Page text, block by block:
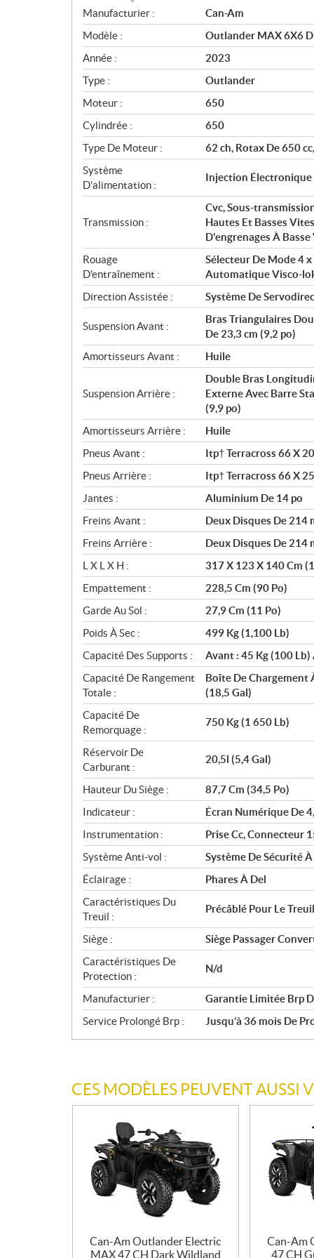
S
p
é
c
i
f
i
c
a
t
i
o
n
Manufacturier :
Can-Am
Modèle :
Outlander MAX 6X6
Année :
2023
Type :
Outlander
Moteur :
650
Cylindrée :
650
Type De Moteur :
62 ch, Rotax De 650
Système
D'alimentation :
Injection Électronique
Transmission :
Cvc, Sous-
Hautes Et Basses
D'engrenages À
Rouage
D'entraînement :
Sélecteur De Mode 4
Automatique Visco-
Direction Assistée :
Système De
Suspension Avant :
Bras Triangulaires
De 23,3 cm (9,2 po)
Amortisseurs Avant :
Huile
Suspension Arrière :
Double Bras
Externe Avec Barre
(9,9 po)
Amortisseurs Arrière :
Huile
Pneus Avant :
Itp† Terracross 66 X
Pneus Arrière :
Itp† Terracross 66 X
Jantes :
Aluminium De 14 po
Freins Avant :
Deux Disques De 214
Freins Arrière :
Deux Disques De 214
L X L X H :
317 X 123 X 140 Cm
Empattement :
228,5 Cm (90 Po)
Garde Au Sol :
27,9 Cm (11 Po)
Poids À Sec :
499 Kg (1,100 Lb)
Capacité Des Supports :
Avant : 45 Kg (100
Capacité De Rangement
Totale :
Boîte De Chargement
(18,5 Gal)
Capacité De
Remorquage :
750 Kg (1 650 Lb)
Réservoir De
Carburant :
20,5l (5,4 Gal)
Hauteur Du Siège :
87,7 Cm (34,5 Po)
Indicateur :
Écran Numérique De
Instrumentation :
Prise Cc, Connecteur
Système Anti-vol :
Système De Sécurité
Éclairage :
Phares À Del
Caractéristiques Du
Treuil :
Précâblé Pour Le
Siège :
Siège Passager
Caractéristiques De
Protection :
N/d
Manufacturier :
Garantie Limitée Brp
Service Prolongé Brp :
Jusqu’à 36 mois De
CES MODÈLES PEUVENT AUSSI
Can-Am Outlander Electric
MAX 47 CH Dark Wildland
Can-Am
47 CH